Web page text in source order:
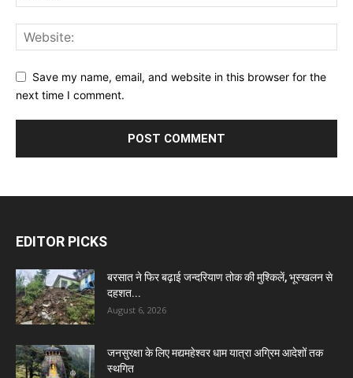
Save my name, email, and website in this browser for the
next time I comment.
EDITOR PICKS
बरसात ने फिर बढ़ाई जन्दरियाण तोक की मुश्किलें, भूस्खलन से
दहशत...
August 6, 2026
जनसुरक्षा के लिए मद्यमहेश्वर धाम यात्रा अग्रिम आदेशों तक
स्थगित